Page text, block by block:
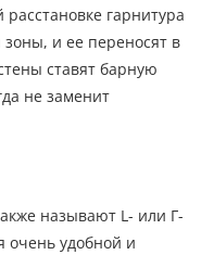
гарнитура
зоны, и ее переносят в
ставят барную
не заменит
называют L- или Г-
очень удобной и